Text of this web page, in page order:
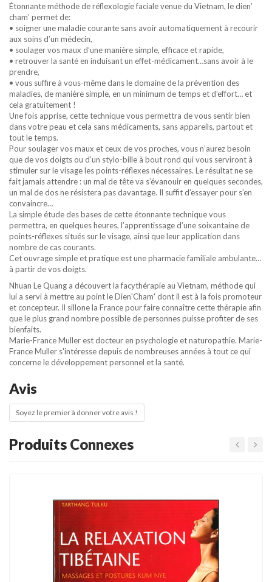
Étonnante méthode de réflexologie faciale venue du Vietnam, le dien’
cham’ permet de:
• soigner une maladie courante sans avoir automatiquement à recourir
aux soins d’un médecin,
• soulager vos maux d’une manière simple, efficace et rapide,
• retrouver la santé en induisant un effet-médicament…sans avoir à le
prendre,
• vous suffire à vous-même dans le domaine de la prévention des
maladies, de manière simple, en un minimum de temps et d’effort… et
cela gratuitement !
Une fois apprise, cette technique vous permettra de vous sentir bien
dans votre peau et cela sans médicaments, sans appareils, partout et
tout le temps.
Pour soulager vos maux et ceux de vos proches, vous n’aurez besoin
que de vos doigts ou d’un stylo-bille à bout rond qui vous serviront à
stimuler sur le visage les points-réflexes nécessaires. Le résultat ne se
fait jamais attendre : un mal de tête va s’évanouir en quelques secondes,
un mal de dos ne résistera pas davantage. Il suffit d’essayer pour s’en
convaincre…
La simple étude des bases de cette étonnante technique vous
permettra, en quelques heures, l’apprentissage d’une soixantaine de
points-réflexes situés sur le visage, ainsi que leur application dans
nombre de cas courants.
Cet ouvrage simple et pratique est une pharmacie familiale ambulante…
à partir de vos doigts.
Nhuan Le Quang a découvert la facythérapie au Vietnam, méthode qui
lui a servi à mettre au point le Dien'Cham' dont il est à la fois promoteur
et concepteur. Il sillone la France pour faire connaître cette thérapie afin
que le plus grand nombre possible de personnes puisse profiter de ses
bienfaits.
Marie-France Muller est docteur en psychologie et naturopathie. Marie-
France Muller s'intéresse depuis de nombreuses années à tout ce qui
concerne le développement personnel et la santé.
Avis
Soyez le premier à donner votre avis !
Produits Connexes